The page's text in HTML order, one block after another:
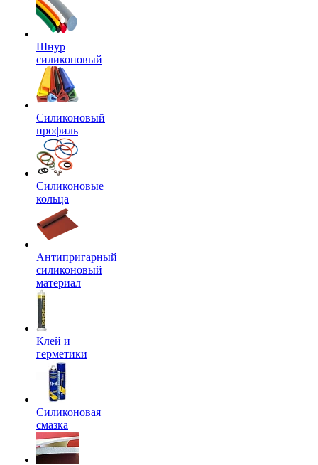
Шнур
силиконовый
Силиконовый
профиль
Силиконовые
кольца
Антипригарный
силиконовый
материал
Клей и
герметики
Силиконовая
смазка